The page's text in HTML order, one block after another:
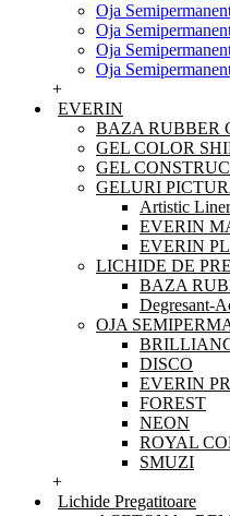
Oja
Oja
Oja
Oja
+
EVERIN
BAZA RUBBER
GEL COLOR
GEL
GELURI
Artistic
EVERIN
EVERIN
LICHIDE DE
BAZA
Degresant-
OJA
DISCO
EVERIN
FOREST
NEON
ROYAL
SMUZI
+
Lichide Pregatitoare